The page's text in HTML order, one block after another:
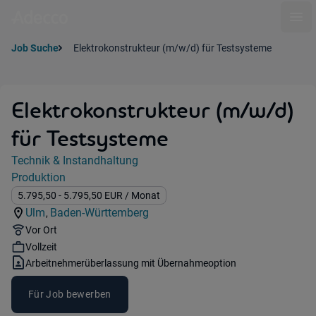
Job Suche Elektrokonstrukteur (m/w/d) für Testsysteme
Elektrokonstrukteur (m/w/d)
für Testsysteme
Jobdetails
Kategorie:
Technik & Instandhaltung
Industry:
Produktion
Gehalt:
5.795,50 - 5.795,50 EUR / Monat
Standorte:
Ulm,
Region:
Baden-Württemberg
Remote Option:
Vor Ort
Workhours:
Vollzeit
Vertragsart:
Arbeitnehmerüberlassung mit Übernahmeoption
Für Job bewerben